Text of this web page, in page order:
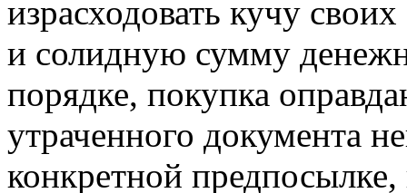
израсходовать кучу
и солидную сумму
порядке, покупка
утраченного документа
конкретной